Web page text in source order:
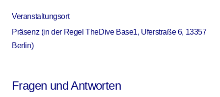
Veranstaltungsort
Präsenz (in der Regel TheDive Base1, Uferstraße 6, 13357
Berlin)
Fragen und Antworten